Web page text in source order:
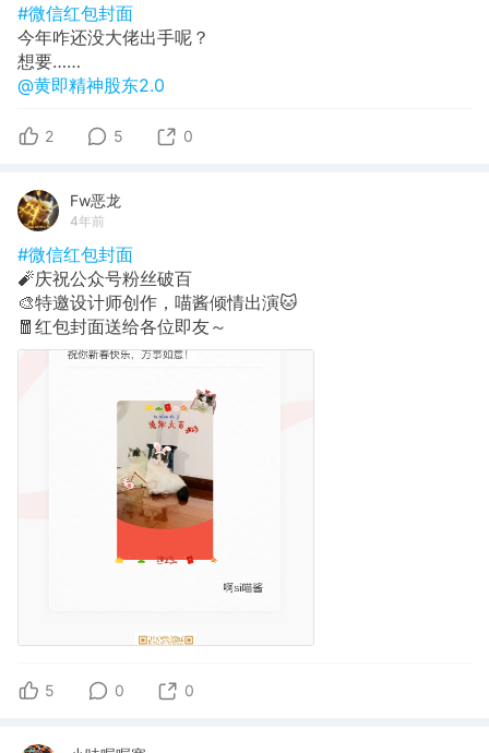
#微信红包封面
今年咋还没大佬出手呢？
想要……
@黄即精神股东2.0
2 5 0
Fw恶龙
4年前
#微信红包封面
🧨庆祝公众号粉丝破百
🎨特邀设计师创作，喵酱倾情出演🐱
🧧红包封面送给各位即友～
5 0 0